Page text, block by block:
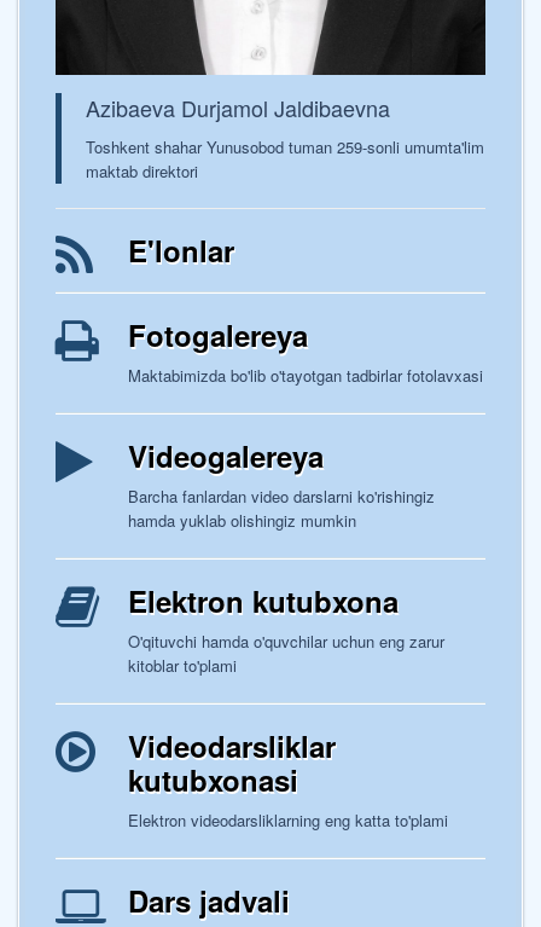
Azibaeva Durjamol Jaldibaevna
Toshkent shahar Yunusobod tuman 259-sonli umumta'lim
maktab direktori
E'lonlar
Fotogalereya
Maktabimizda bo'lib o'tayotgan tadbirlar fotolavxasi
Videogalereya
Barcha fanlardan video darslarni ko'rishingiz
hamda yuklab olishingiz mumkin
Elektron kutubxona
O'qituvchi hamda o'quvchilar uchun eng zarur
kitoblar to'plami
Videodarsliklar
kutubxonasi
Elektron videodarsliklarning eng katta to'plami
Dars jadvali